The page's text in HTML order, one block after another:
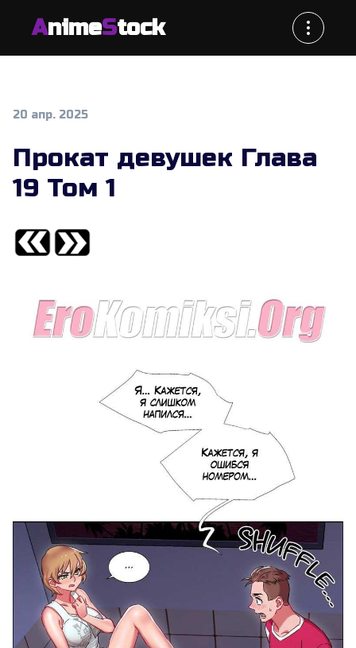
AnimeStock
20 апр. 2025
Прокат девушек Глава
19 Том 1